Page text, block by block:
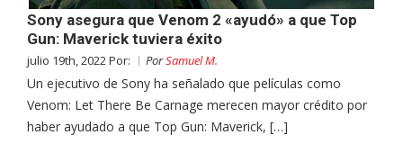
Sony asegura que Venom 2 «ayudó» a que Top
Gun: Maverick tuviera éxito
julio 19th, 2022 Por: PorSamuel M.
Un ejecutivo de Sony ha señalado que películas como
Venom: Let There Be Carnage merecen mayor crédito por
haber ayudado a que Top Gun: Maverick, […]